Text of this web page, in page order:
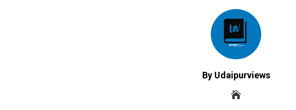
By Udaipurviews